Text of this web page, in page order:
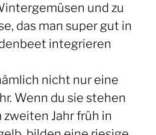
und zu
das man super gut in
integrieren
nicht nur eine
Wenn du sie stehen
zweiten Jahr früh in